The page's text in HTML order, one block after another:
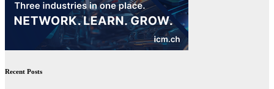
Recent Posts